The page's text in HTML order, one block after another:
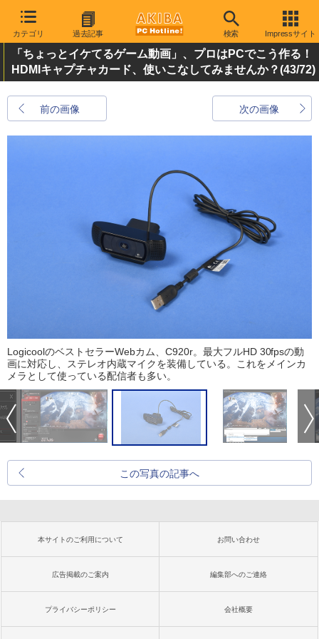
カテゴリ 過去記事 検索 Impressサイト
「ちょっとイケてるゲーム動画」、プロはPCでこう作る！
HDMIキャプチャカード、使いこなしてみませんか？(43/72)
前の画像 次の画像
LogicoolのベストセラーWebカム、C920r。最大フルHD 30fpsの動
画に対応し、ステレオ内蔵マイクを装備している。これをメインカ
メラとして使っている配信者も多い。
この写真の記事へ
本サイトのご利用について お問い合わせ
広告掲載のご案内 編集部へのご連絡
プライバシーポリシー 会社概要